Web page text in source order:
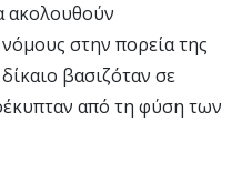
ακολουθούν
στην πορεία της
βασιζόταν σε
από τη φύση των